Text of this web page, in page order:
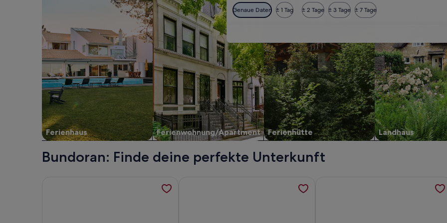
Genaue Daten ± 1 Tag ± 2 Tage ± 3 Tage ± 7 Tage
Ferienhaus Ferienwohnung/Apartment Ferienhütte Landhaus
Bundoran: Finde deine perfekte Unterkunft